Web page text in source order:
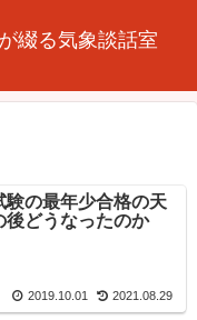
綴る気象談話室
験の最年少合格の天
後どうなったのか
2019.10.01 2021.08.29